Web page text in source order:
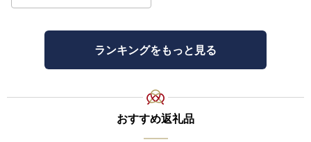
ランキングをもっと見る
おすすめ返礼品